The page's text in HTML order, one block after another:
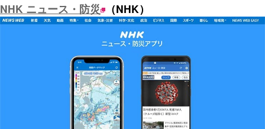
NHK ニュース・防災 （NHK）